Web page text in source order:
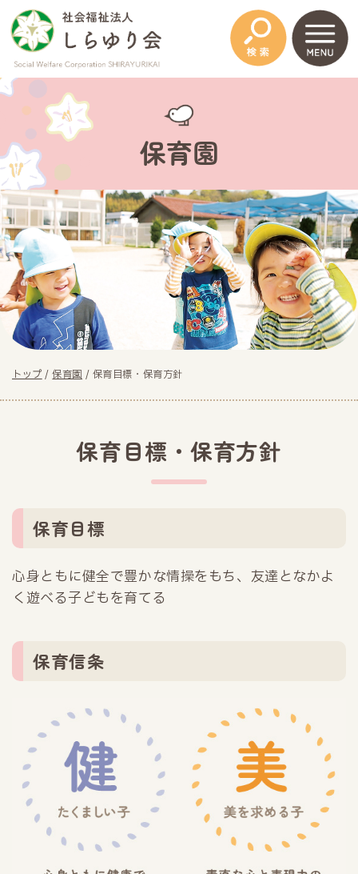
このページの本文へ
保育園
現
トップ /保育園 / 保育目標・保育方針
保育目標・保育方針
保育目標
心身ともに健全で豊かな情操をもち、友達となかよ
く遊べる子どもを育てる
保育信条